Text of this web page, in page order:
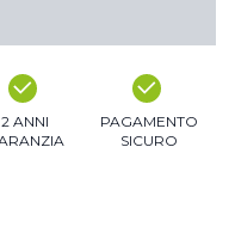
2 ANNI
PAGAMENTO
SICURO